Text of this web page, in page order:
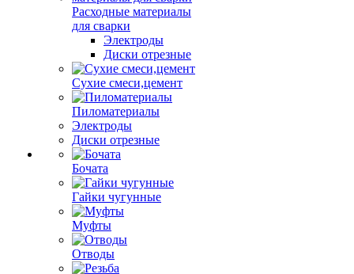
Расходные материалы
для сварки
Электроды
Диски отрезные
Сухие смеси,цемент
Пиломатериалы
Электроды
Диски отрезные
Бочата
Гайки чугунные
Муфты
Отводы